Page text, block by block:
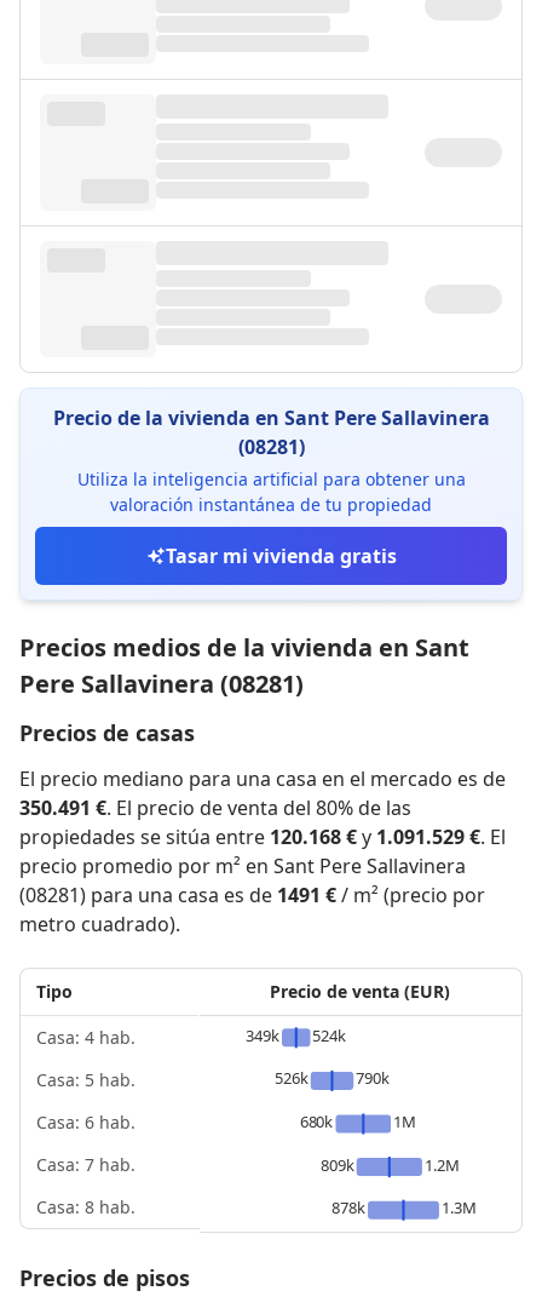
Precio de la vivienda en Sant Pere Sallavinera
(08281)
Utiliza la inteligencia artificial para obtener una
valoración instantánea de tu propiedad
Tasar mi vivienda gratis
Precios medios de la vivienda en Sant
Pere Sallavinera (08281)
Precios de casas
El precio mediano para una casa en el mercado es de
350.491 €. El precio de venta del 80% de las
propiedades se sitúa entre 120.168 €y 1.091.529 €. El
precio promedio por m² en Sant Pere Sallavinera
(08281) para una casa es de 1491 €/ m² (precio por
metro cuadrado).
Tipo
Casa: 4 hab.
Casa: 5 hab.
Casa: 6 hab.
Casa: 7 hab.
Casa: 8 hab.
Precio de venta (EUR)
349k
524k
526k
790k
680k
1M
809k
1.2M
878k
1.3M
Precios de pisos